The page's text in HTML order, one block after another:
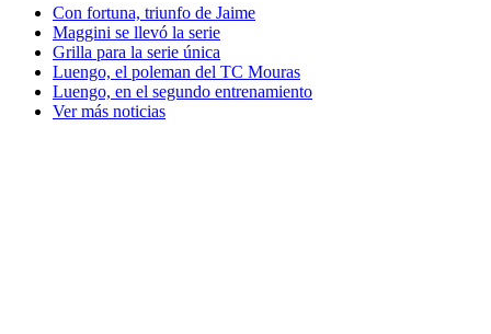
Con fortuna, triunfo de Jaime
Maggini se llevó la serie
Grilla para la serie única
Luengo, el poleman del TC Mouras
Luengo, en el segundo entrenamiento
Ver más noticias